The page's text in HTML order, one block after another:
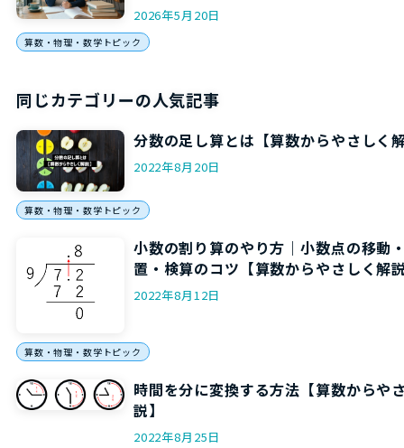
2026年5月20日
算数・物理・数学トピック
同じカテゴリーの人気記事
分数の足し算とは【算数からやさしく
2022年8月20日
算数・物理・数学トピック
小数の割り算のやり方｜小数点の移動
置・検算のコツ【算数からやさしく解
2022年8月12日
算数・物理・数学トピック
時間を分に変換する方法【算数からや
説】
2022年8月25日